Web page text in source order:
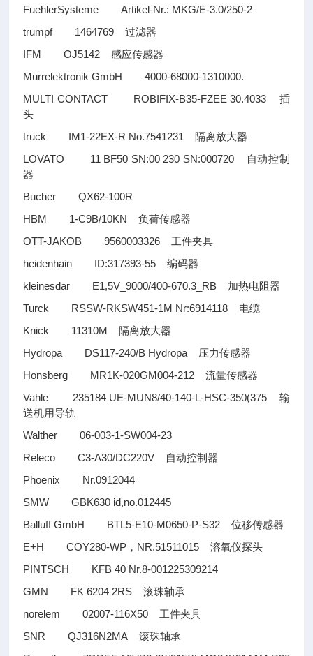
FuehlerSysteme Artikel-Nr.: MKG/E-3.0/250-2
trumpf 1464769过滤器
IFM OJ5142感应传感器
Murrelektronik GmbH 4000-68000-1310000.
MULTI CONTACT ROBIFIX-B35-FZEE 30.4033 插
头
truck IM1-22EX-R No.7541231 隔离放大器
LOVATO 11 BF50 SN:00 230 SN:000720
自动控制
器
Bucher QX62-100R
HBM 1-C9B/10KN负荷传感器
OTT-JAKOB 9560003326 工件夹具
heidenhain ID:317393-55编码器
kleinesdar E1,5V_9000/400-670.3_RB 加热电阻器
Turck RSSW-RKSW451-1M Nr:6914118 电缆
Knick 11310M 隔离放大器
Hydropa DS117-240/B Hydropa 压力传感器
Honsberg MR1K-020GM004-212流量传感器
Vahle 235184 UE-MUN8/40-140-L-HSC-350(375 输
送机用导轨
Walther 06-003-1-SW004-23
Releco C3-A30/DC220V
自动控制器
Phoenix Nr.0912044
SMW GBK630 id,no.012445
Balluff GmbH BTL5-E10-M0650-P-S32位移传感器
E+H COY280-WP ， NR.51511015溶氧仪探头
PINTSCH KFB 40 Nr.8-001225309214
GMN FK 6204 2RS滚珠轴承
norelem 02007-116X50 工件夹具
SNR QJ316N2MA滚珠轴承